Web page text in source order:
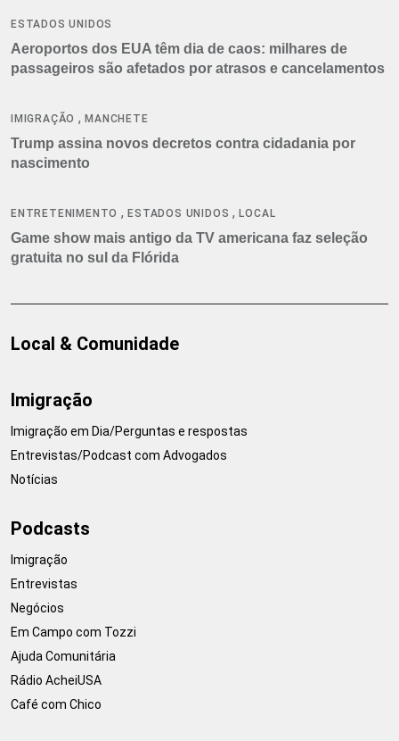
ESTADOS UNIDOS
Aeroportos dos EUA têm dia de caos: milhares de
passageiros são afetados por atrasos e cancelamentos
IMIGRAÇÃO ,MANCHETE
Trump assina novos decretos contra cidadania por
nascimento
ENTRETENIMENTO ,ESTADOS UNIDOS ,LOCAL
Game show mais antigo da TV americana faz seleção
gratuita no sul da Flórida
Local & Comunidade
Imigração
Imigração em Dia/Perguntas e respostas
Entrevistas/Podcast com Advogados
Notícias
Podcasts
Imigração
Entrevistas
Negócios
Em Campo com Tozzi
Ajuda Comunitária
Rádio AcheiUSA
Café com Chico